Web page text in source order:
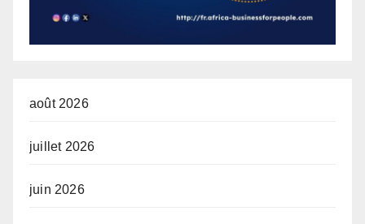
août 2026
juillet 2026
juin 2026